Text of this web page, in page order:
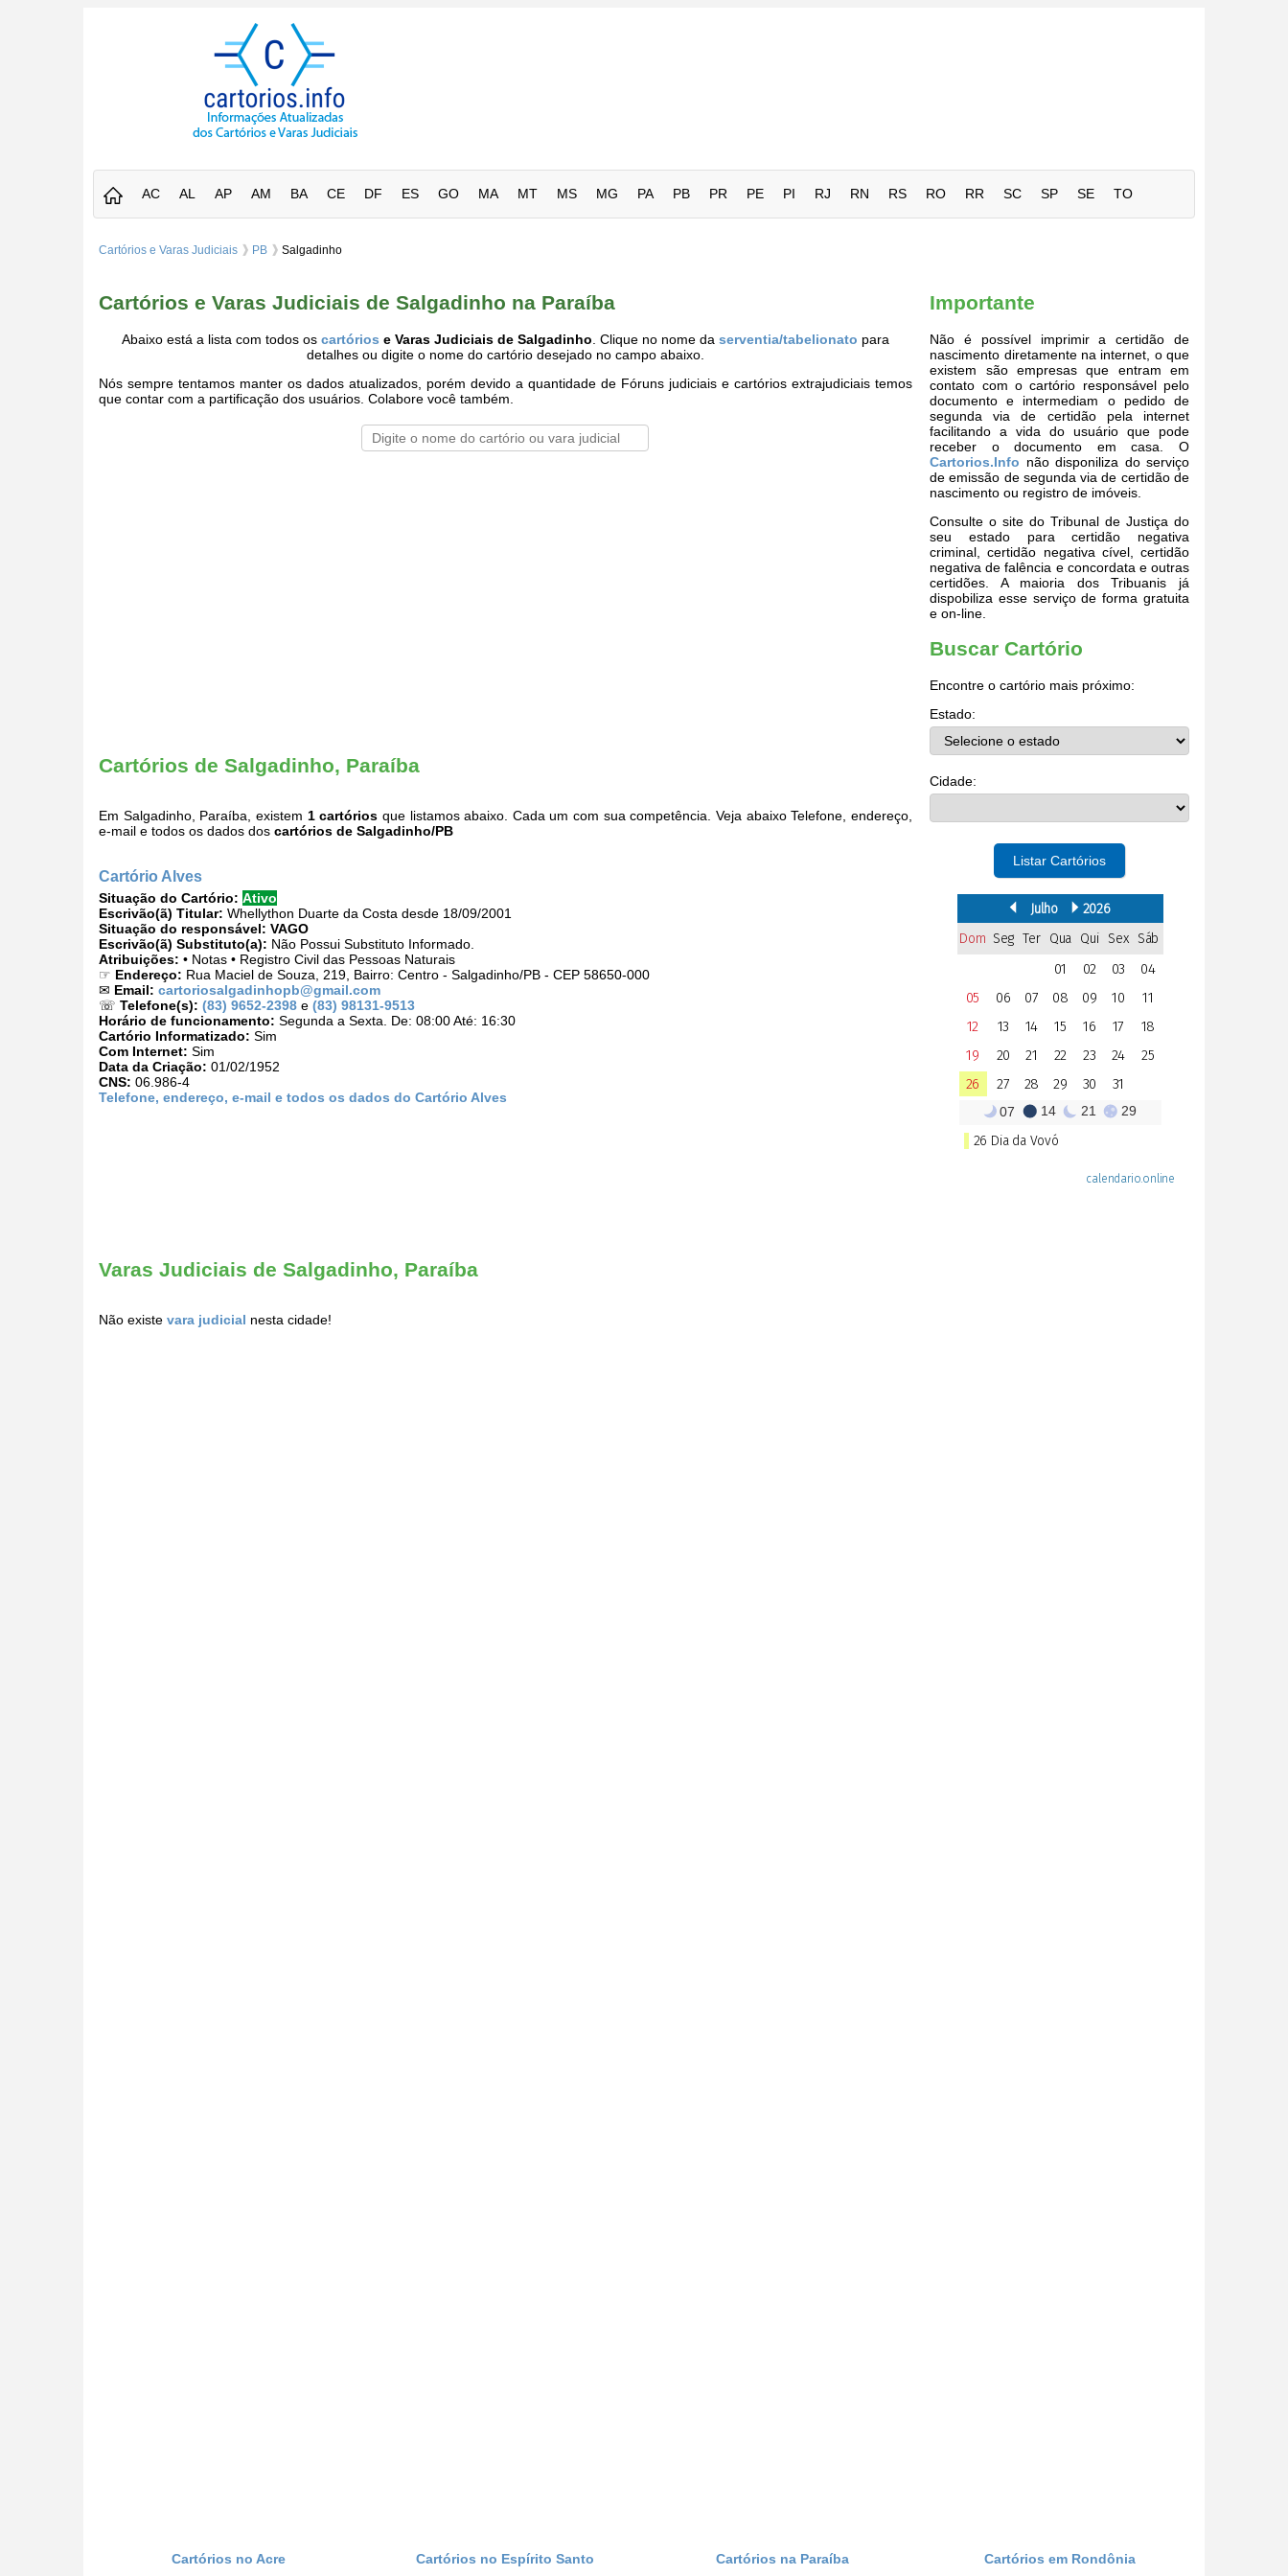
AC AL AP AM BA CE DF ES GO MA MT MS MG PA PB PR PE PI RJ RN RS RO RR SC SP SE TO
Cartórios e Varas Judiciais PB Salgadinho
Cartórios e Varas Judiciais de Salgadinho na Paraíba
Abaixo está a lista com todos os cartórios e Varas Judiciais de Salgadinho . Clique no nome da serventia/tabelionato para
detalhes ou digite o nome do cartório desejado no campo abaixo.
Nós sempre tentamos manter os dados atualizados, porém devido a quantidade de Fóruns judiciais e cartórios extrajudiciais temos
que contar com a partificação dos usuários. Colabore você também.
Cartórios de Salgadinho, Paraíba
Em Salgadinho, Paraíba, existem 1 cartórios que listamos abaixo. Cada um com sua competência. Veja abaixo Telefone, endereço,
e-mail e todos os dados dos cartórios de Salgadinho/PB
Cartório Alves
Situação do Cartório: Ativo
Escrivão(ã) Titular: Whellython Duarte da Costa desde 18/09/2001
Situação do responsável: VAGO
Escrivão(ã) Substituto(a): Não Possui Substituto Informado.
Atribuições: • Notas • Registro Civil das Pessoas Naturais
☞ Endereço: Rua Maciel de Souza, 219, Bairro: Centro - Salgadinho/PB - CEP 58650-000
✉ Email: cartoriosalgadinhopb@gmail.com
☏ Telefone(s): (83) 9652-2398 e (83) 98131-9513
Horário de funcionamento: Segunda a Sexta. De: 08:00 Até: 16:30
Cartório Informatizado: Sim
Com Internet: Sim
Data da Criação: 01/02/1952
CNS: 06.986-4
Telefone, endereço, e-mail e todos os dados do Cartório Alves
Varas Judiciais de Salgadinho, Paraíba
Não existe vara judicial nesta cidade!
Importante
Não é possível imprimir a certidão de
nascimento diretamente na internet, o que
existem são empresas que entram em
contato com o cartório responsável pelo
documento e intermediam o pedido de
segunda via de certidão pela internet
facilitando a vida do usuário que pode
receber o documento em casa. O
Cartorios.Info não disponiliza do serviço
de emissão de segunda via de certidão de
nascimento ou registro de imóveis.
Consulte o site do Tribunal de Justiça do
seu estado para certidão negativa
criminal, certidão negativa cível, certidão
negativa de falência e concordata e outras
certidões. A maioria dos Tribuanis já
dispobiliza esse serviço de forma gratuita
e on-line.
Buscar Cartório
Encontre o cartório mais próximo:
Estado:
Cidade:
Listar Cartórios
Cartórios no Acre Cartórios no Espírito Santo Cartórios na Paraíba Cartórios em Rondônia